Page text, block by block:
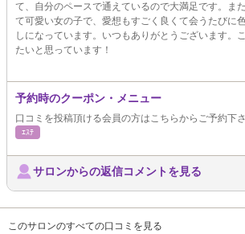
て、自分のペースで通えているので大満足です。ま
て可愛い女の子で、愛想もすごく良くて会うたびに
しになっています。いつもありがとうございます。
たいと思っています！
予約時のクーポン・メニュー
口コミを投稿頂ける会員の方はこちらからご予約下
ｴｽﾃ
サロンからの返信コメントを見る
このサロンのすべての口コミを見る